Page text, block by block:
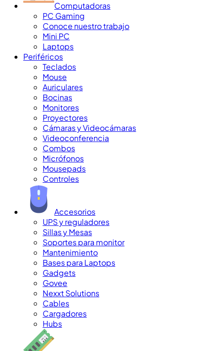
Computadoras
PC Gaming
Conoce nuestro trabajo
Mini PC
Laptops
Periféricos
Teclados
Mouse
Auriculares
Bocinas
Monitores
Proyectores
Cámaras y Videocámaras
Videoconferencia
Combos
Micrófonos
Mousepads
Controles
Accesorios
UPS y reguladores
Sillas y Mesas
Soportes para monitor
Mantenimiento
Bases para Laptops
Gadgets
Govee
Nexxt Solutions
Cables
Cargadores
Hubs